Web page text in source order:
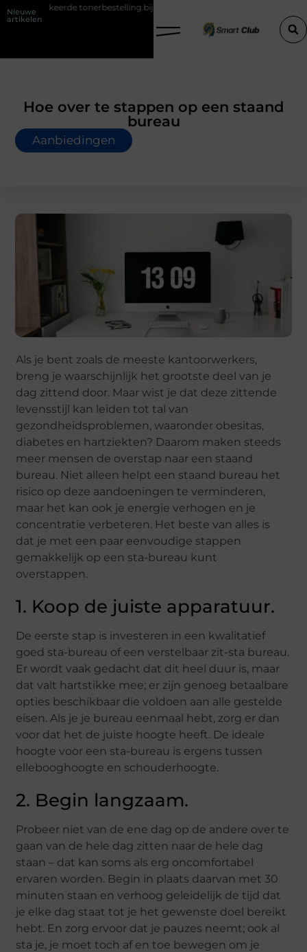
Nieuwe
artikelen
bij HP printers Onzichtbare sokken met maximaal
Hoe over te stappen op een staand
bureau
Aanbiedingen
Als je bent zoals de meeste kantoorwerkers,
breng je waarschijnlijk het grootste deel van je
dag zittend door. Maar wist je dat deze zittende
levensstijl kan leiden tot tal van
gezondheidsproblemen, waaronder obesitas,
diabetes en hartziekten? Daarom maken steeds
meer mensen de overstap naar een staand
bureau. Niet alleen helpt een staand bureau het
risico op deze aandoeningen te verminderen,
maar het kan ook je energie verhogen en je
concentratie verbeteren. Het beste van alles is
dat je met een paar eenvoudige stappen
gemakkelijk op een sta-bureau kunt
overstappen.
1. Koop de juiste apparatuur.
De eerste stap is investeren in een kwalitatief
goed sta-bureau of een verstelbaar zit-sta bureau.
Er wordt vaak gedacht dat dit heel duur is, maar
dat valt hartstikke mee; er zijn genoeg betaalbare
opties beschikbaar die voldoen aan alle gestelde
eisen. Als je je bureau eenmaal hebt, zorg er dan
voor dat het de juiste hoogte heeft. De ideale
hoogte voor een sta-bureau is ergens tussen
ellebooghoogte en schouderhoogte.
2. Begin langzaam.
Probeer niet van de ene dag op de andere over te
gaan van de hele dag zitten naar de hele dag
staan – dat kan soms als erg oncomfortabel
ervaren worden. Begin in plaats daarvan met 30
minuten staan en verhoog geleidelijk de tijd dat
je elke dag staat tot je het gewenste doel bereikt
hebt. En zorg ervoor dat je pauzes neemt; ook al
sta je, je moet toch af en toe bewegen om je